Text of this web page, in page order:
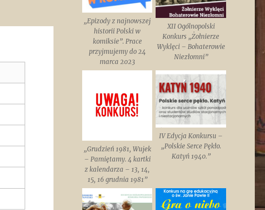
„Epizody z najnowszej
historii Polski w
komiksie”. Prace
przyjmujemy do 24
marca 2023
XII Ogólnopolski
Konkurs „Żołnierze
Wyklęci – Bohaterowie
Niezłomni”
„Grudzień 1981, Wujek
– Pamiętamy. 4 kartki
z kalendarza – 13, 14,
15, 16 grudnia 1981”
IV Edycja Konkursu –
„Polskie Serce Pękło.
Katyń 1940.”